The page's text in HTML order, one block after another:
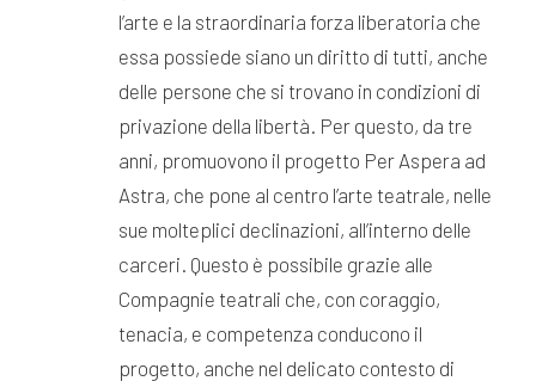
l’arte e la straordinaria forza liberatoria che
essa possiede siano un diritto di tutti, anche
delle persone che si trovano in condizioni di
privazione della libertà. Per questo, da tre
anni, promuovono il progetto Per Aspera ad
Astra, che pone al centro l’arte teatrale, nelle
sue molteplici declinazioni, all’interno delle
carceri. Questo è possibile grazie alle
Compagnie teatrali che, con coraggio,
tenacia, e competenza conducono il
progetto, anche nel delicato contesto di